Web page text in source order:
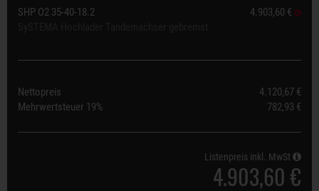
SHP O2 35-40-18.2
4.903,60 €
Nettopreis
4.120,67 €
Mehrwertsteuer 19% 782,93 €
Listenpreis inkl. MwSt
4.903,60 €